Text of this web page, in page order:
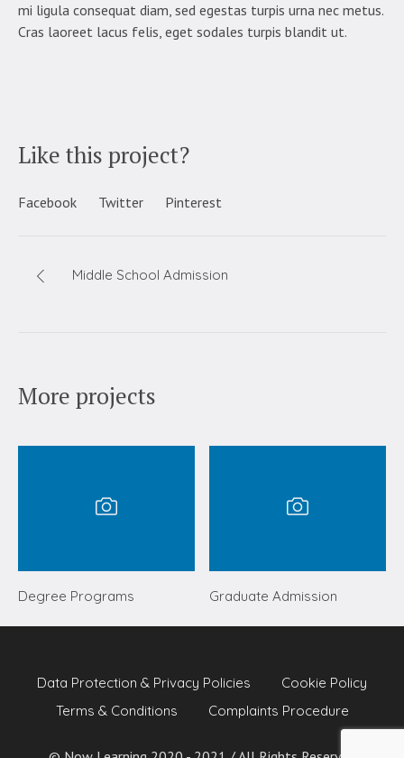
mi ligula consequat diam, sed egestas turpis urna nec metus.
Cras laoreet lacus felis, eget sodales turpis blandit ut.
Like this project?
Facebook Twitter Pinterest
Middle School Admission
More projects
Degree Programs Graduate Admission
Data Protection & Privacy Policies
Cookie Policy
Terms & Conditions
Complaints Procedure